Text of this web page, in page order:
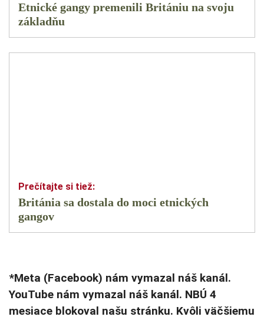
Etnické gangy premenili Britániu na svoju
základňu
Británia sa dostala do moci etnických
gangov
*Meta (Facebook) nám vymazal náš kanál.
YouTube nám vymazal náš kanál. NBÚ 4
mesiace blokoval našu stránku. Kvôli väčšiemu